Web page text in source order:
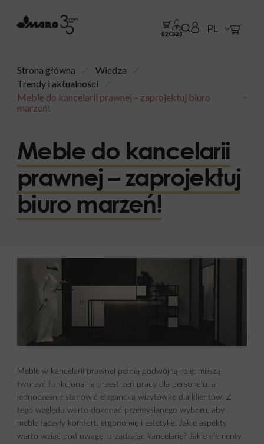
B2CB2B PL
Strona główna
Wiedza
Trendy i aktualności
Meble do kancelarii prawnej – zaprojektuj biuro
marzeń!
Meble do kancelarii
prawnej – zaprojektuj
biuro marzeń!
Meble w kancelarii prawnej pełnią podwójną rolę: muszą
tworzyć funkcjonalną przestrzeń pracy dla personelu, a
jednocześnie stanowić elegancką wizytówkę dla klientów. Z
tego względu warto dokonać przemyślanego wyboru, aby
meble łączyły komfort, ergonomię i estetykę. Jakie aspekty
warto wziąć pod uwagę, urządzając kancelarię? Jakie elementy,